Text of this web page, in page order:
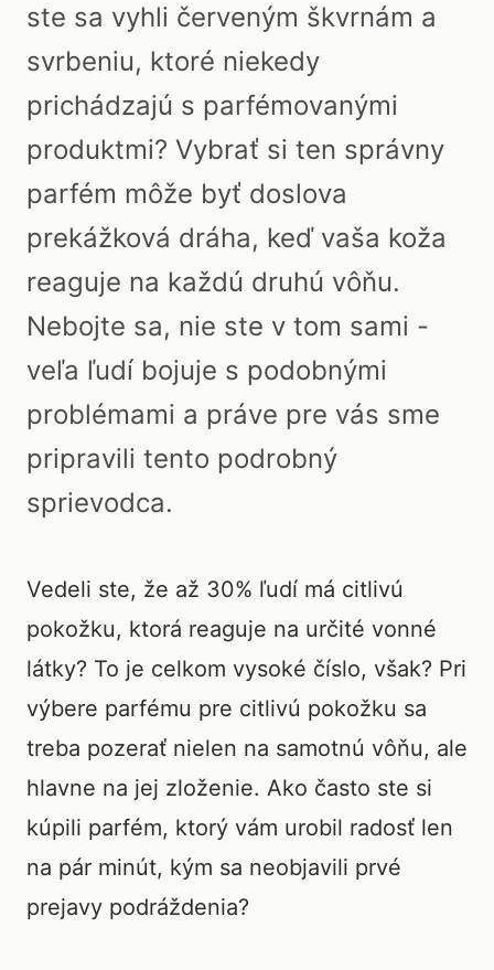
ste sa vyhli červeným škvrnám a
svrbeniu, ktoré niekedy
prichádzajú s parfémovanými
produktmi? Vybrať si ten správny
parfém môže byť doslova
prekážková dráha, keď vaša koža
reaguje na každú druhú vôňu.
Nebojte sa, nie ste v tom sami -
veľa ľudí bojuje s podobnými
problémami a práve pre vás sme
pripravili tento podrobný
sprievodca.
Vedeli ste, že až 30% ľudí má citlivú
pokožku, ktorá reaguje na určité vonné
látky? To je celkom vysoké číslo, však? Pri
výbere parfému pre citlivú pokožku sa
treba pozerať nielen na samotnú vôňu, ale
hlavne na jej zloženie. Ako často ste si
kúpili parfém, ktorý vám urobil radosť len
na pár minút, kým sa neobjavili prvé
prejavy podráždenia?